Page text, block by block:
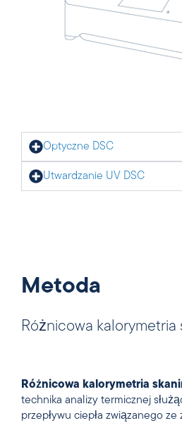
Optyczne DSC
Utwardzanie UV DSC
Metoda
Różnicowa kalorymetria
Różnicowa kalorymetria
technika analizy termicznej
przepływu ciepła związanego